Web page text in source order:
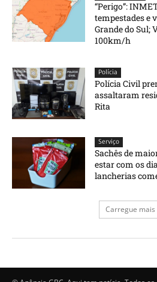
“Perigo”:
tempestades e
Grande do Sul;
100km/h
Polícia
Polícia Civil
assaltaram
Rita
Serviço
Sachês de
estar com os
lancherias
Carregue mais